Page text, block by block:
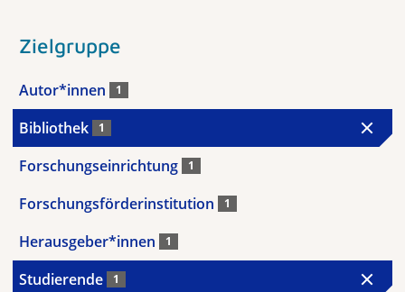
Zielgruppe
Autor*innen 1
Bibliothek 1
Forschungseinrichtung 1
Forschungsförderinstitution 1
Herausgeber*innen 1
Studierende 1